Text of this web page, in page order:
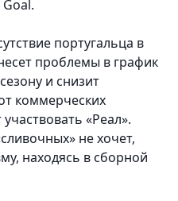
португальца в
проблемы в график
и снизит
коммерческих
«Реал».
не хочет,
находясь в сборной